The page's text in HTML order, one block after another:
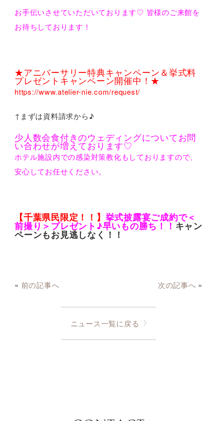
お手伝いさせていただいております♡ 皆様のご来館を
お待ちしております！
★アニバーサリー特典キャンペーン＆挙式料
プレゼントキャンペーン開催中！★
https://www.atelier-nie.com/request/
↑まずは資料請求から♪
少人数会食付きのウェディングについてお問
い合わせが増えております♡
ホテル施設内での感染対策教化もしておりますので、
安心してお任せください。
【千葉県民限定！！】 挙式披露宴ご成約で＜
前撮り＞プレゼント♪早いもの勝ち！！ キャン
ペーンもお見逃しなく！！
« 前の記事へ 次の記事へ »
ニュース一覧に戻る